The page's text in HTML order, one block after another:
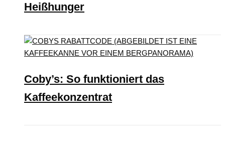
Heißhunger
Coby’s: So funktioniert das
Kaffeekonzentrat